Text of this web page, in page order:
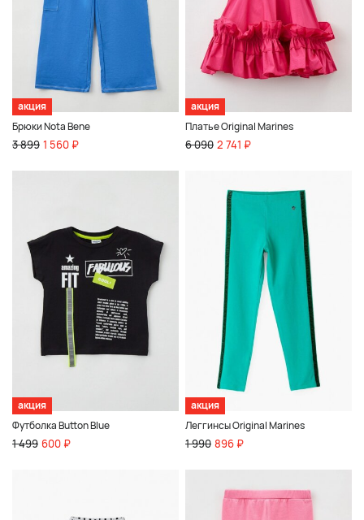
акция
Брюки Nota Bene
3 899 1 560 ₽
акция
Платье Original Marines
6 090 2 741 ₽
акция
Футболка Button Blue
1 499 600 ₽
акция
Леггинсы Original Marines
1 990 896 ₽